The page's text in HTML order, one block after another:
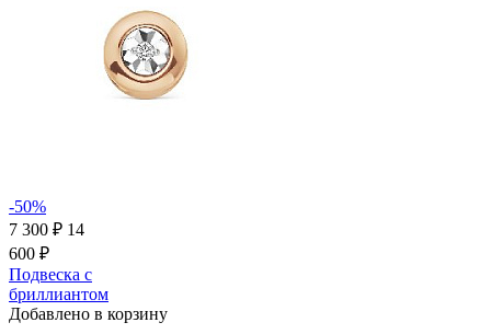
-50%
7 300 ₽ 14
600 ₽
Подвеска с
бриллиантом
Добавлено в корзину